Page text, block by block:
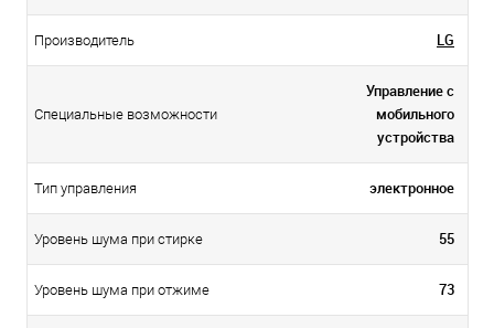
Производитель LG
Специальные возможности
Управление c
мобильного
устройства
Тип управления электронное
Уровень шума при стирке 55
Уровень шума при отжиме 73